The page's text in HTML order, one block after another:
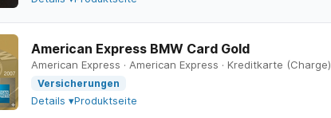
American Express BMW Card Gold
American Express · American Express · Kreditkarte (Charge)
Versicherungen
Details ▾Produktseite